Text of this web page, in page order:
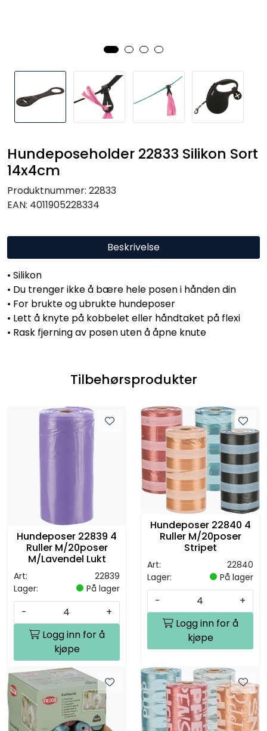
Hundeposeholder 22833 Silikon Sort
14x4cm
Produktnummer: 22833
EAN: 4011905228334
Beskrivelse
• Silikon
• Du trenger ikke å bære hele posen i hånden din
• For brukte og ubrukte hundeposer
• Lett å knyte på kobbelet eller håndtaket på flexi
• Rask fjerning av posen uten å åpne knute
Tilbehørsprodukter
Hundeposer 22839 4
Ruller M/20poser
M/Lavendel Lukt
Art:
22839
Lager:
På lager
-
+
Logg inn for å
kjøpe
Hundeposer 22840 4
Ruller M/20poser
Stripet
Art:
22840
Lager:
På lager
-
+
Logg inn for å
kjøpe